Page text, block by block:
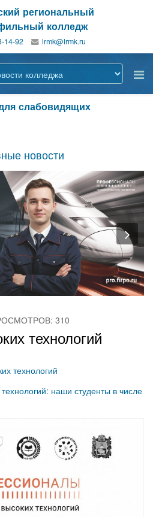
региональный
колледж
14-92
слабовидящих
новости
310
технологий
технологий
наши студенты в числе